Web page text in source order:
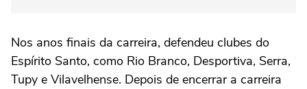
Nos anos finais da carreira, defendeu clubes do
Espírito Santo, como Rio Branco, Desportiva, Serra,
Tupy e Vilavelhense. Depois de encerrar a carreira